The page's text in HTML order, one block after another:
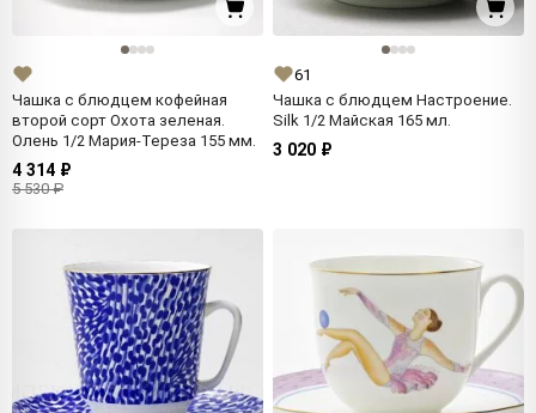
Чашка с блюдцем кофейная
второй сорт Охота зеленая.
Олень 1/2 Мария-Тереза 155 мм.
4 314 ₽
5 530 ₽
61
Чашка с блюдцем Настроение.
Silk 1/2 Майская 165 мл.
3 020 ₽